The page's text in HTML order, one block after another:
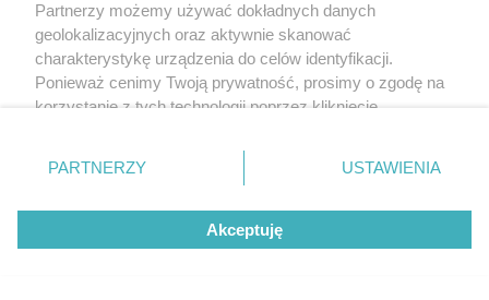
Partnerzy możemy używać dokładnych danych
geolokalizacyjnych oraz aktywnie skanować
charakterystykę urządzenia do celów identyfikacji.
Ponieważ cenimy Twoją prywatność, prosimy o zgodę na
korzystanie z tych technologii poprzez kliknięcie
zmienić/wycofać klikając przycisk ustawień prywatności
znajdujący się w lewym dolnym rogu strony
rodzaje przetwarzania danych nie wymagają zgody
użytkownika, ale masz prawo sprzeciwić się takiemu
przetwarzaniu. Preferencje będą miały zastosowanie tylko
PARTNERZY USTAWIENIA
Akceptuję